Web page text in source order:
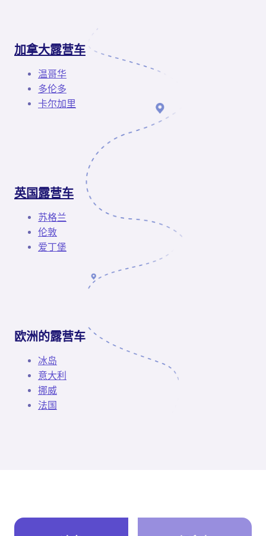
加拿大露营车
温哥华
多伦多
卡尔加里
英国露营车
苏格兰
伦敦
爱丁堡
欧洲的露营车
冰岛
意大利
挪威
法国